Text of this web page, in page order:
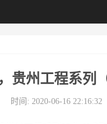
贵州工程系列
时间: 2020-06-16 22:16:32